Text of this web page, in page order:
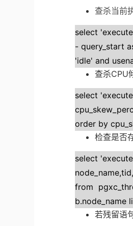
查杀当前
select
- query_start
'idle' and
查杀CPU
select
order by
检查是否
select
from
b.node_name
若残留语